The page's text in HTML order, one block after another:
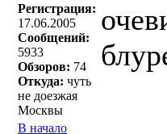
Регистрация:
17.06.2005
Сообщений:
5933
Обзоров: 74
Откуда: чуть
не доезжая
Москвы
В начало